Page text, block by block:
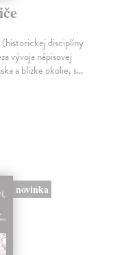
disciplíny
vývoja nápisovej
a blízke okolie, s…
novinka